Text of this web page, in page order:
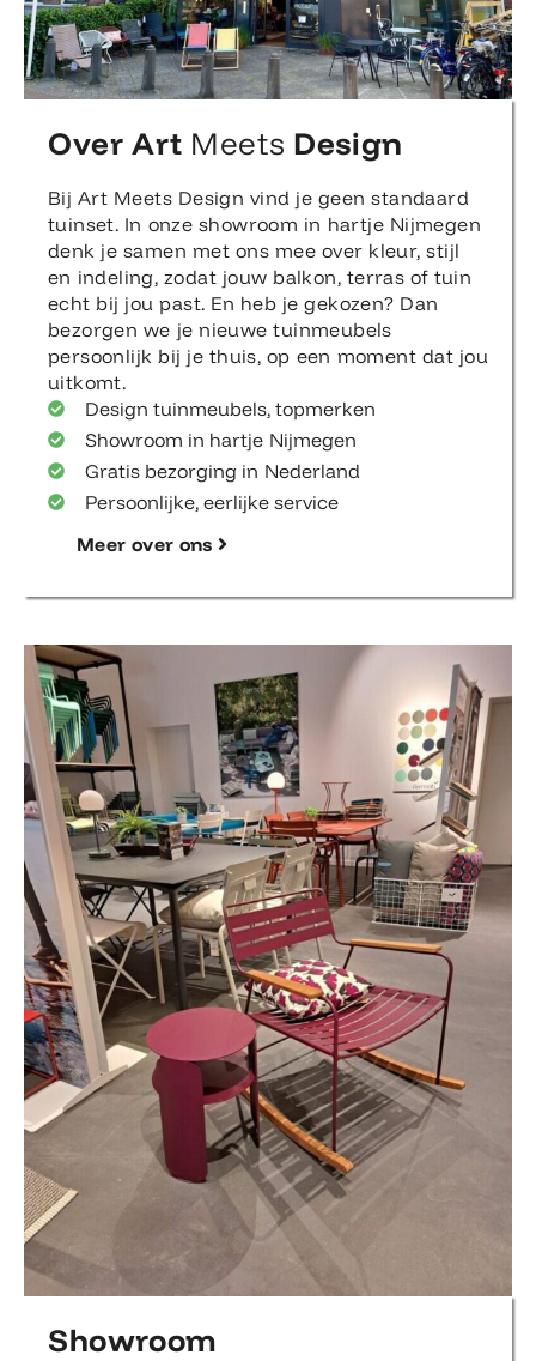
Over Art Meets Design
Bij Art Meets Design vind je geen standaard
tuinset. In onze showroom in hartje Nijmegen
denk je samen met ons mee over kleur, stijl
en indeling, zodat jouw balkon, terras of tuin
echt bij jou past. En heb je gekozen? Dan
bezorgen we je nieuwe tuinmeubels
persoonlijk bij je thuis, op een moment dat jou
uitkomt.
Design tuinmeubels, topmerken
Showroom in hartje Nijmegen
Gratis bezorging in Nederland
Persoonlijke, eerlijke service
Meer over ons
Showroom